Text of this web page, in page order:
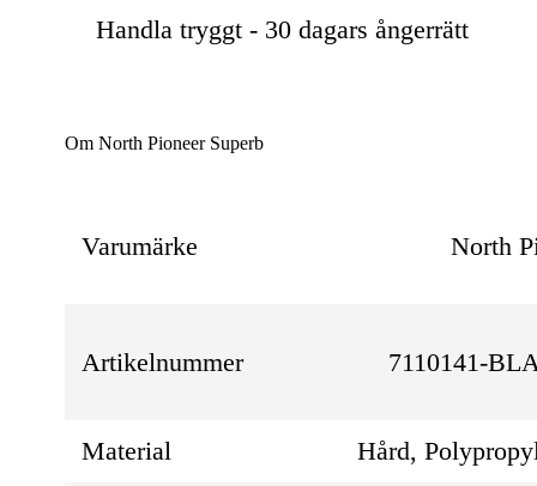
Handla tryggt - 30 dagars ångerrätt
Om North Pioneer Superb
Varumärke North
Artikelnummer 7110141-
Material Hård,